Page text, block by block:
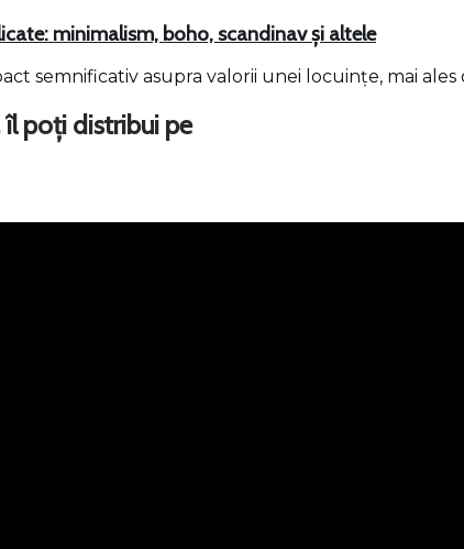
minimalism, boho, scandinav și altele
semnificativ asupra valorii unei locuințe, mai
îl poți distribui pe